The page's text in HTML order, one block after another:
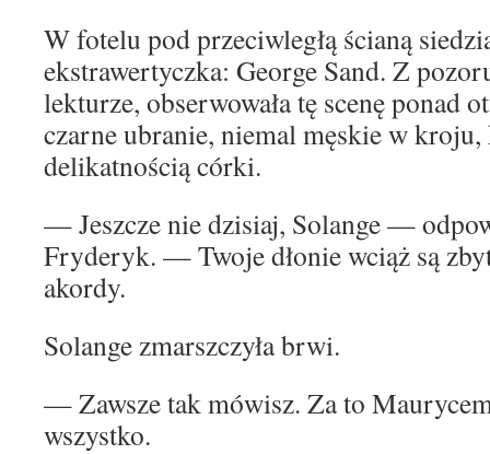
W fotelu pod przeciwległą ścianą
ekstrawertyczka: George Sand. Z
lekturze, obserwowała tę scenę ponad
czarne ubranie, niemal męskie w kroju,
delikatnością córki.
— Jeszcze nie dzisiaj, Solange —
Fryderyk. — Twoje dłonie wciąż są zbyt
akordy.
Solange zmarszczyła brwi.
— Zawsze tak mówisz. Za to
wszystko.